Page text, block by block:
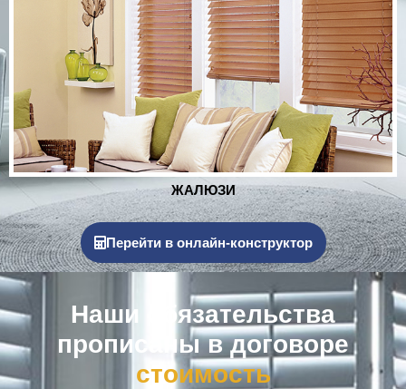
РОЛЬСТАВНИ
Перейти в онлайн-конструктор
Наши обязательства
прописаны в договоре
омпенсация